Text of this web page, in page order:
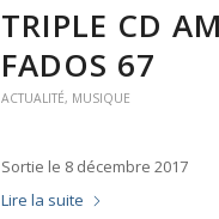
TRIPLE CD
FADOS 67
ACTUALITÉ, MUSIQUE
Sortie le 8 décembre 2017
Lire la suite